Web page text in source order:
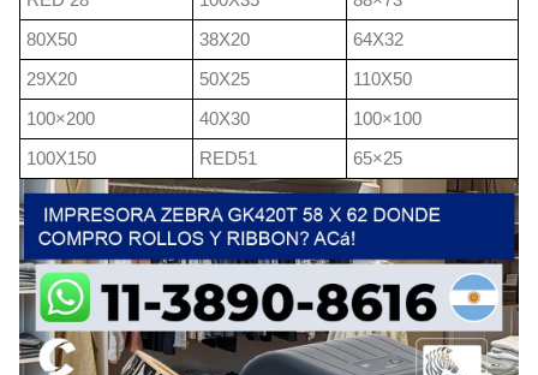
80X50
38X20
64X32
29X20
50X25
110X50
100×200
40X30
100×100
100X150
RED51 65×25